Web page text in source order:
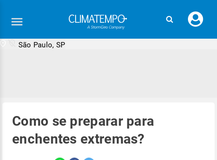
seu
São Paulo, SP
Como se preparar para
enchentes extremas?